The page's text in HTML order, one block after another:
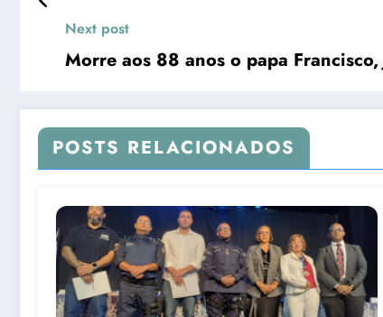
Next post
POSTS RELACIONADOS